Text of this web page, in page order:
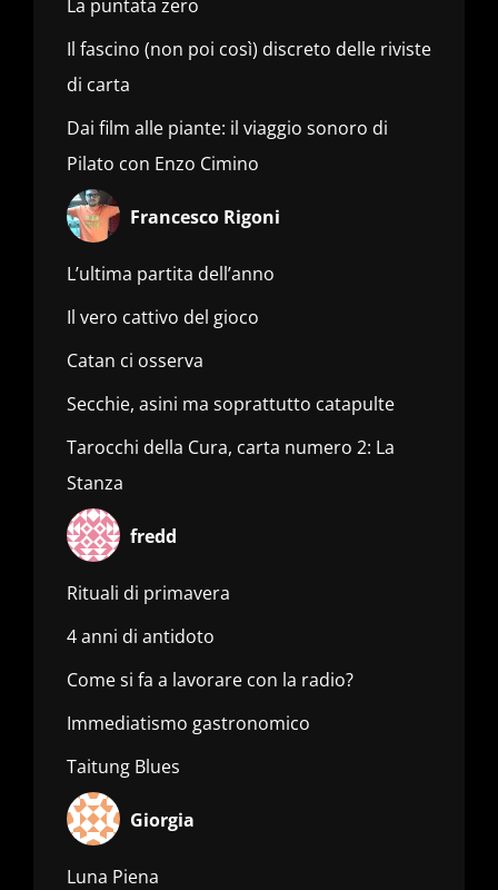
La puntata zero
Il fascino (non poi così) discreto delle riviste
di carta
Dai film alle piante: il viaggio sonoro di
Pilato con Enzo Cimino
Francesco Rigoni
L’ultima partita dell’anno
Il vero cattivo del gioco
Catan ci osserva
Secchie, asini ma soprattutto catapulte
Tarocchi della Cura, carta numero 2: La
Stanza
fredd
Rituali di primavera
4 anni di antidoto
Come si fa a lavorare con la radio?
Immediatismo gastronomico
Taitung Blues
Giorgia
Luna Piena